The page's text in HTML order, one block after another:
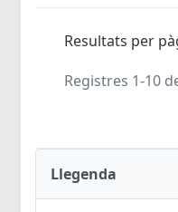
Resultats per
Registres 1-10
Llegenda